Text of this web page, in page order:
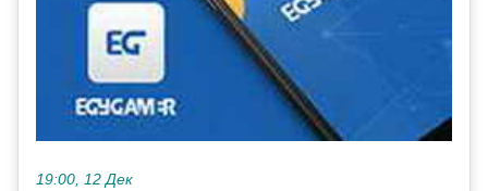
19:00, 12 Дек